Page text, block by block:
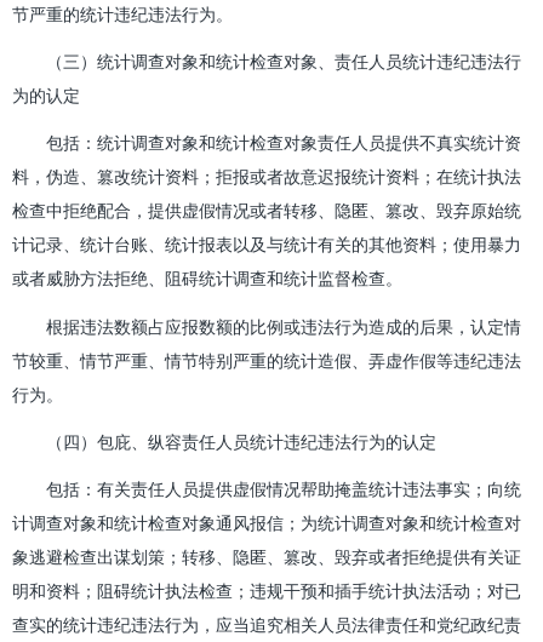
节严重的统计违纪违法行为。
（三）统计调查对象和统计检查对象、责任人员统计违纪违法行
为的认定
包括：统计调查对象和统计检查对象责任人员提供不真实统计资
料，伪造、篡改统计资料；拒报或者故意迟报统计资料；在统计执法
检查中拒绝配合，提供虚假情况或者转移、隐匿、篡改、毁弃原始统
计记录、统计台账、统计报表以及与统计有关的其他资料；使用暴力
或者威胁方法拒绝、阻碍统计调查和统计监督检查。
根据违法数额占应报数额的比例或违法行为造成的后果，认定情
节较重、情节严重、情节特别严重的统计造假、弄虚作假等违纪违法
行为。
（四）包庇、纵容责任人员统计违纪违法行为的认定
包括：有关责任人员提供虚假情况帮助掩盖统计违法事实；向统
计调查对象和统计检查对象通风报信；为统计调查对象和统计检查对
象逃避检查出谋划策；转移、隐匿、篡改、毁弃或者拒绝提供有关证
明和资料；阻碍统计执法检查；违规干预和插手统计执法活动；对已
查实的统计违纪违法行为，应当追究相关人员法律责任和党纪政纪责